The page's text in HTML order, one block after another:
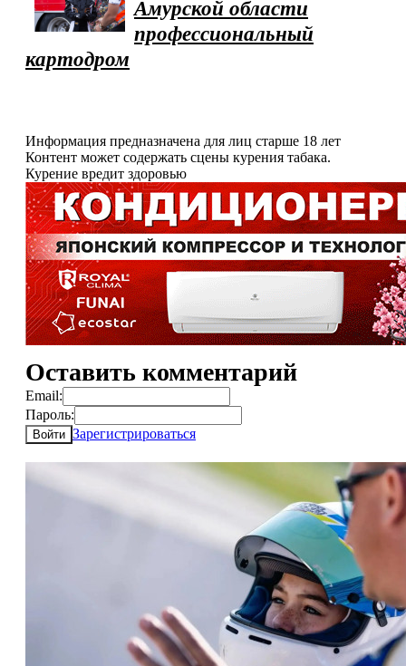
Амурской области
профессиональный
картодром
Информация предназначена для лиц старше 18 лет
Контент может содержать сцены курения табака.
Курение вредит здоровью
Оставить комментарий
Email:
Пароль:
Войти Зарегистрироваться